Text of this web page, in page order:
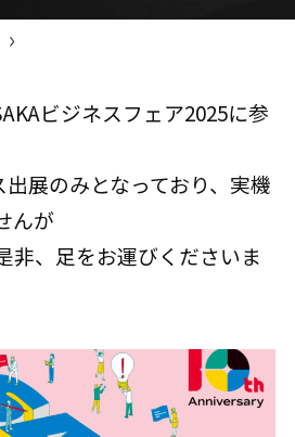
ビジネスフェア2025に参
展のみとなっており、実機
んが
非、足をお運びくださいま